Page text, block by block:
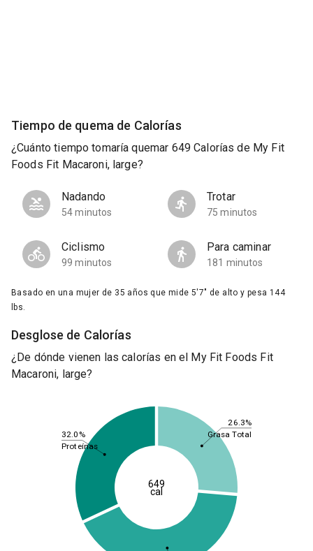
Tiempo de quema de Calorías
¿Cuánto tiempo tomaría quemar 649 Calorías de My Fit
Foods Fit Macaroni, large?
Nadando
54 minutos
Trotar
75 minutos
Ciclismo
99 minutos
Para caminar
181 minutos
Basado en una mujer de 35 años que mide 5'7" de alto y pesa 144
lbs.
Desglose de Calorías
¿De dónde vienen las calorías en el My Fit Foods Fit
Macaroni, large?
26.3%
32.0%
Grasa Total
Proteínas
649
cal